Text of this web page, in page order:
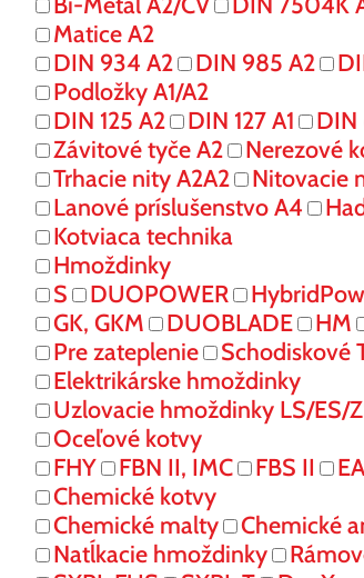
Matice A2
DIN 934 A2
DIN 985 A2
Podložky A1/A2
DIN 125 A2
DIN 127 A1 DIN
Závitové tyče A2
Nerezové
Trhacie nity A2A2
Nitovacie
Lanové príslušenstvo A4
Kotviaca technika
Hmoždinky
S
DUOPOWER
GK, GKM
DUOBLADE HM
Pre zateplenie
Schodiskové
Elektrikárske hmoždinky
Uzlovacie hmoždinky LS/ES/
Oceľové kotvy
FHY
FBN II, IMC FBS II EA
Chemické kotvy
Chemické malty
Chemické
Natĺkacie hmoždinky